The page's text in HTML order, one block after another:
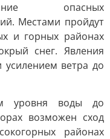
опасных
Местами пройдут
и горных районах
снег. Явления
усилением ветра до
уровня воды до
возможен сход
районах